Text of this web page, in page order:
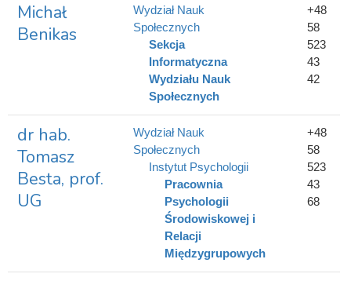
Michał
Benikas
+48
58
523
43
42
Wydział Nauk
Społecznych
Sekcja
Informatyczna
Wydziału Nauk
Społecznych
dr hab.
Tomasz
Besta, prof.
UG
+48
58
523
43
68
Wydział Nauk
Społecznych
Instytut Psychologii
Pracownia
Psychologii
Środowiskowej i
Relacji
Międzygrupowych